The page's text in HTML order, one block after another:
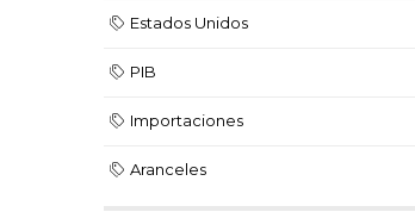
Estados Unidos
PIB
Importaciones
Aranceles